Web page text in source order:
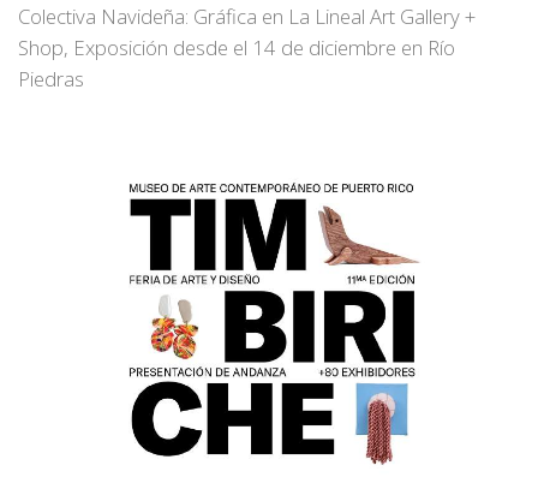
Colectiva Navideña: Gráfica en La Lineal Art Gallery +
Shop, Exposición desde el 14 de diciembre en Río
Piedras